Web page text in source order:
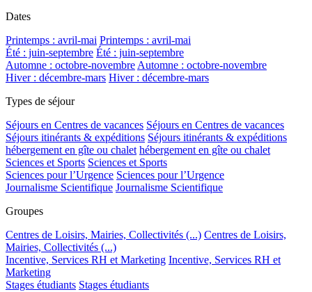
Dates
Printemps : avril-mai Printemps : avril-mai
Été : juin-septembre Été : juin-septembre
Automne : octobre-novembreAutomne : octobre-novembre
Hiver : décembre-mars Hiver : décembre-mars
Types de séjour
Séjours en Centres de vacances Séjours en Centres de vacances
Séjours itinérants & expéditions Séjours itinérants & expéditions
hébergement en gîte ou chalet hébergement en gîte ou chalet
Sciences et Sports Sciences et Sports
Sciences pour l’Urgence Sciences pour l’Urgence
Journalisme Scientifique Journalisme Scientifique
Groupes
Centres de Loisirs, Mairies, Collectivités (...) Centres de Loisirs,
Mairies, Collectivités (...)
Incentive, Services RH et Marketing Incentive, Services RH et
Marketing
Stages étudiants Stages étudiants